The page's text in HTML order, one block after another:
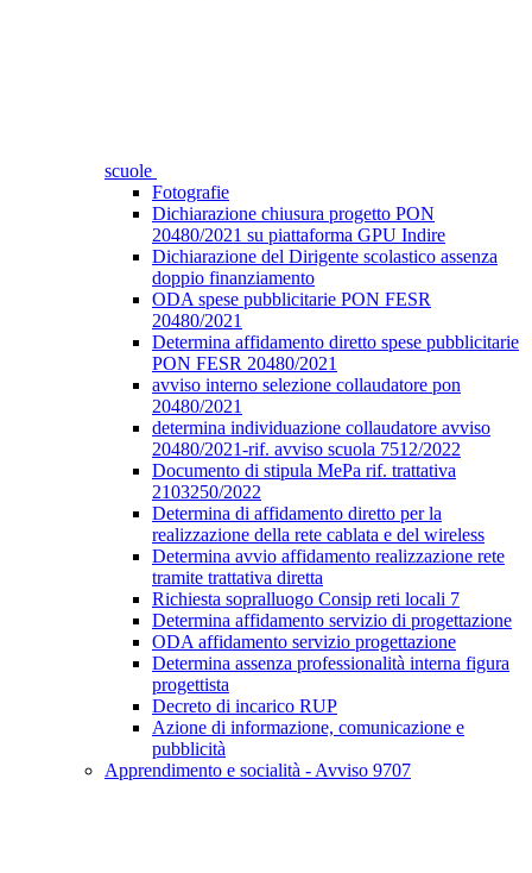
scuole
Fotografie
Dichiarazione chiusura progetto PON
20480/2021 su piattaforma GPU Indire
Dichiarazione del Dirigente scolastico assenza
doppio finanziamento
ODA spese pubblicitarie PON FESR
20480/2021
Determina affidamento diretto spese pubblicitarie
PON FESR 20480/2021
avviso interno selezione collaudatore pon
20480/2021
determina individuazione collaudatore avviso
20480/2021-rif. avviso scuola 7512/2022
Documento di stipula MePa rif. trattativa
2103250/2022
Determina di affidamento diretto per la
realizzazione della rete cablata e del wireless
Determina avvio affidamento realizzazione rete
tramite trattativa diretta
Richiesta sopralluogo Consip reti locali 7
Determina affidamento servizio di progettazione
ODA affidamento servizio progettazione
Determina assenza professionalità interna figura
progettista
Decreto di incarico RUP
Azione di informazione, comunicazione e
pubblicità
Apprendimento e socialità - Avviso 9707